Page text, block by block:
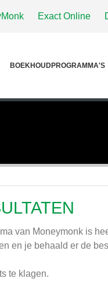
Exact Online
BOEKHOUDPROGRAMMA'S
van Moneymonk is
en je behaald er de
te klagen.